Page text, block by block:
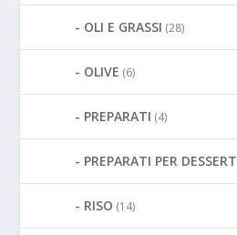
OLI E GRASSI (28)
OLIVE (6)
PREPARATI (4)
PREPARATI PER DESSERT
RISO (14)